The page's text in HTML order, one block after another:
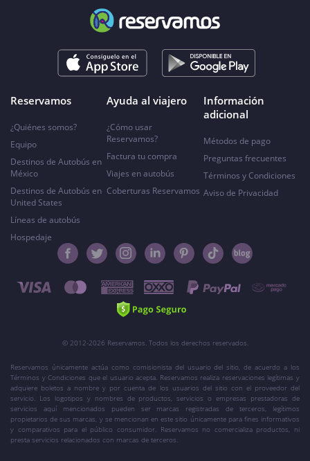
Reservamos
¿Quiénes somos?
Equipo
Destinos de Autobús en
México
Destinos de Autobús en
United States
Líneas de autobús
Hospedaje
Ayuda al viajero
¿Cómo usar
Reservamos?
Factura tu compra
Viajes en autobús
Coberturas Reservamos
Información
adicional
Métodos de pago
Preguntas frecuentes
Términos y Condiciones
Aviso de Privacidad
© 2012-2026 Reservamos. Todos los derechos reservados.
Reservamos únicamente actúa como comisionista del usuario del sitio, de acuerdo a los
Términos y Condiciones que el usuario acepta. Reservamos realiza reservaciones legítimas y
adquiere boletos a nombre y por cuenta de los usuarios del sitio con el proveedor del
servicio. Los logotipos y nombres de productos, servicios o empresas prestadoras de
servicios aquí mencionados pueden ser marcas registradas de terceros, legítimos
propietarios de sus marcas, y se mencionan en este sitio únicamente para fines informativos
y comparativos para el público consumidor. Reservamos no comercializa productos, ni
presta servicios relacionados con marcas de terceros.